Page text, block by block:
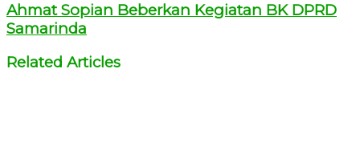
Ahmat Sopian Beberkan Kegiatan BK DPRD
Samarinda
Related Articles